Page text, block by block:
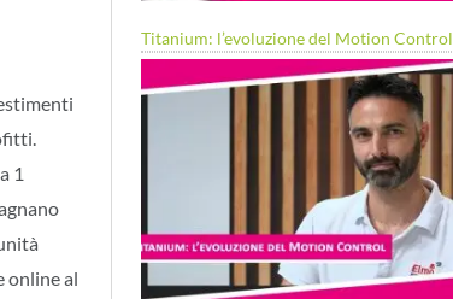
1
online al
Titanium: l’evoluzione del Motion Control